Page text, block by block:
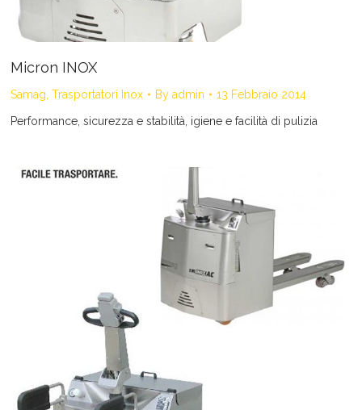
Micron INOX
Samag Trasportatori Inox By admin 13 Febbraio 2014
Performance, sicurezza e stabilità, igiene e facilità di pulizia